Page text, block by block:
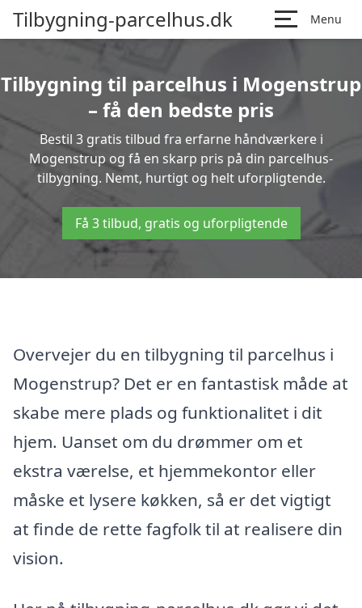
Tilbygning-parcelhus.dk Menu
Tilbygning til parcelhus i Mogenstrup
– få den bedste pris
Bestil 3 gratis tilbud fra erfarne håndværkere i
Mogenstrup og få en skarp pris på din parcelhus-
tilbygning. Nemt, hurtigt og helt uforpligtende.
Få 3 tilbud, gratis og uforpligtende
Overvejer du en tilbygning til parcelhus i
Mogenstrup? Det er en fantastisk måde at
skabe mere plads og funktionalitet i dit
hjem. Uanset om du drømmer om et
ekstra værelse, et hjemmekontor eller
måske et lysere køkken, så er det vigtigt
at finde de rette fagfolk til at realisere din
vision.